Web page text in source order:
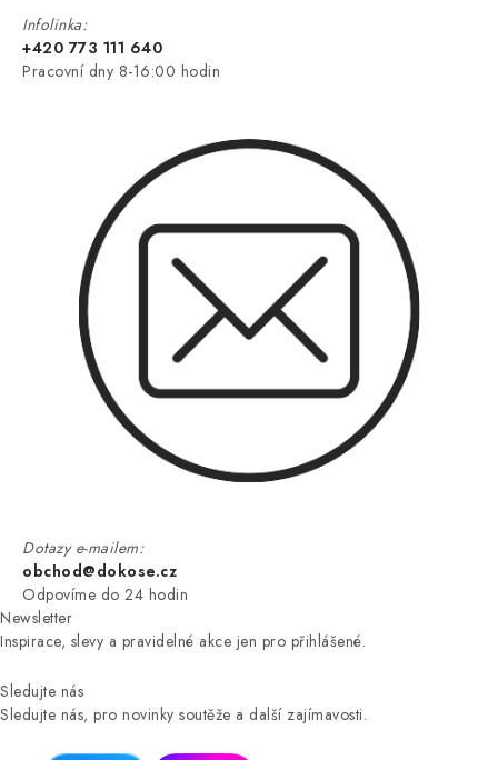
Infolinka:
+420 773 111 640
Pracovní dny 8-16:00 hodin
Dotazy e-mailem:
obchod@dokose.cz
Odpovíme do 24 hodin
Newsletter
Inspirace, slevy a pravidelné akce jen pro přihlášené.
Sledujte nás
Sledujte nás, pro novinky soutěže a další zajímavosti.